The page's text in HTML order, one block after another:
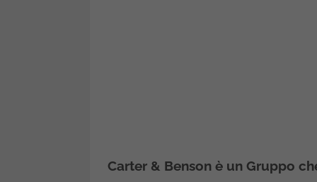
Carter & Benson è un Gruppo